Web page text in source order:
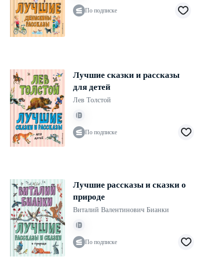
По подписке
Лучшие сказки и рассказы
для детей
Лев Толстой
По подписке
Лучшие рассказы и сказки о
природе
Виталий Валентинович Бианки
По подписке